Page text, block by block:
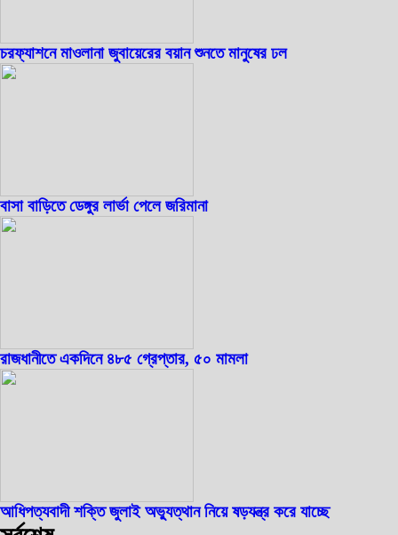
চরফ্যাশনে মাওলানা জুবায়েরের বয়ান শুনতে মানুষের ঢল
বাসা বাড়িতে ডেঙ্গুর লার্ভা পেলে জরিমানা
রাজধানীতে একদিনে ৪৮৫ গ্রেপ্তার, ৫০ মামলা
আধিপত্যবাদী শক্তি জুলাই অভ্যুত্থান নিয়ে ষড়যন্ত্র করে যাচ্ছে